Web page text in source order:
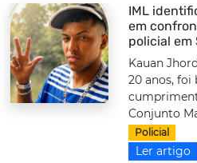
IML
em
policial em
Kauan
20 anos, foi
Conjunto
Policial
Ler artigo